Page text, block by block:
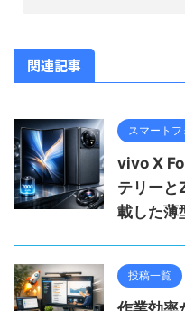
関連記事
スマートフ
vivo X
テリーと
載した薄
投稿一覧